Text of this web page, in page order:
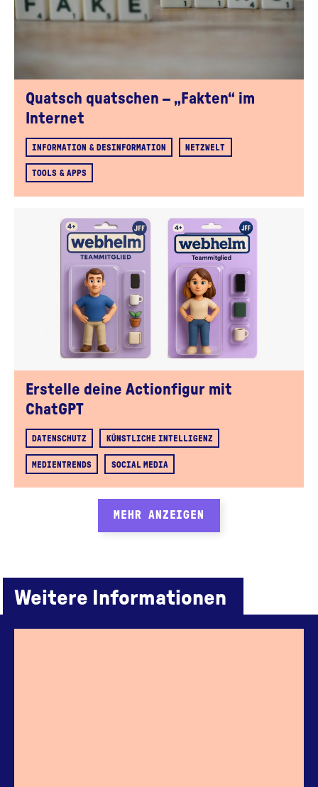
Quatsch quatschen – „Fakten“ im
Internet
INFORMATION & DESINFORMATION NETZWELT
TOOLS & APPS
Erstelle deine Actionfigur mit
ChatGPT
DATENSCHUTZ KÜNSTLICHE INTELLIGENZ
MEDIENTRENDS SOCIAL MEDIA
MEHR ANZEIGEN
Weitere Informationen